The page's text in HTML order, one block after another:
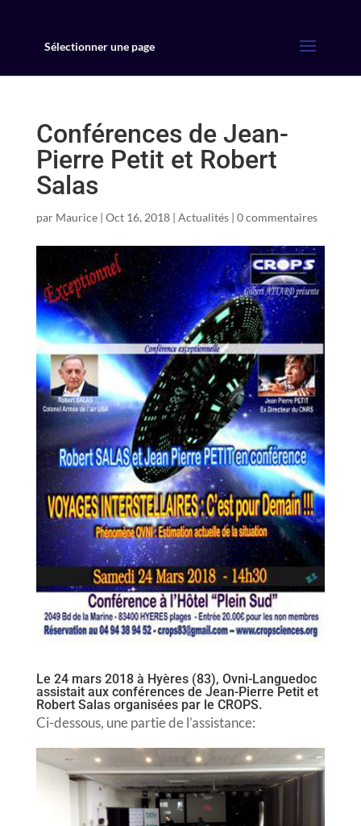
Sélectionner une page
Conférences de Jean-
Pierre Petit et Robert
Salas
par Maurice| Oct 16, 2018| Actualités| 0 commentaires
Le 24 mars 2018 à Hyères (83), Ovni-Languedoc
assistait aux conférences de Jean-Pierre Petit et
Robert Salas organisées par le CROPS.
Ci-dessous, une partie de l’assistance: